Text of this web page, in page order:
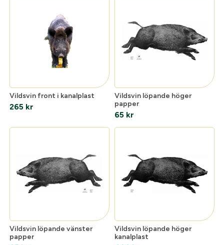
Kontakta oss
Vildsvin front i kanalplast
265 kr
Vildsvin löpande höger
papper
65 kr
Vildsvin löpande vänster
papper
Vildsvin löpande höger
kanalplast